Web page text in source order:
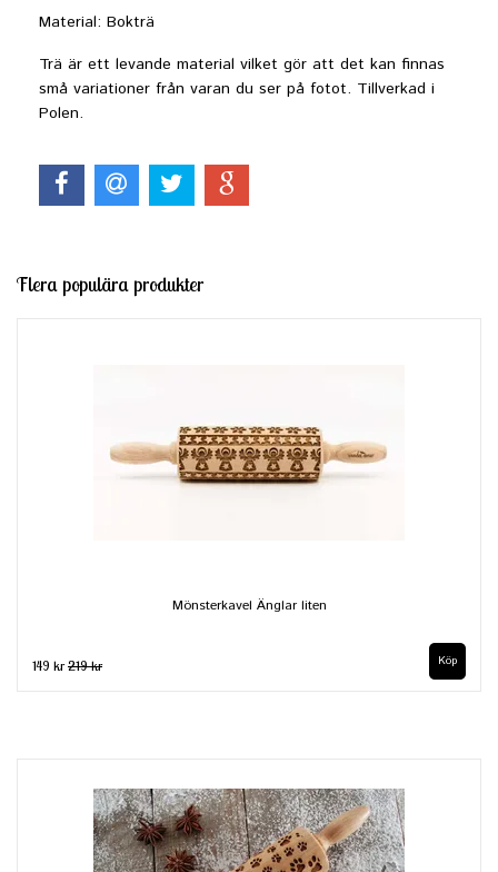
Material: Bokträ
Trä är ett levande material vilket gör att det kan finnas
små variationer från varan du ser på fotot. Tillverkad i
Polen.
Flera populära produkter
Mönsterkavel Änglar liten
149 kr219 kr